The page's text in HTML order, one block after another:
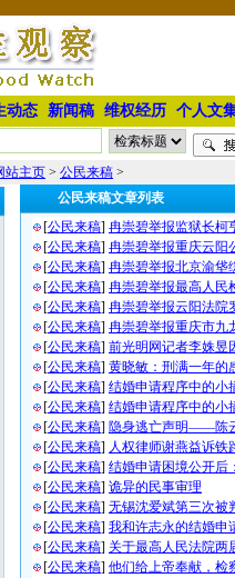
动态 新闻稿 维权经历 个人文
站主页 > 公民来稿 >
公民来稿文章列表
[公民来稿] 冉崇碧举报监狱长柯
[公民来稿] 冉崇碧举报重庆云阳
[公民来稿] 冉崇碧举报北京渝垡
[公民来稿] 冉崇碧举报最高人民
[公民来稿] 冉崇碧举报云阳法院
[公民来稿] 冉崇碧举报重庆市九
[公民来稿] 前光明网记者李姝昱
[公民来稿] 黄晓敏：刑满一年的
[公民来稿] 结婚申请程序中的小
[公民来稿] 结婚申请程序中的小
[公民来稿] 隐身逃亡声明——陈
[公民来稿] 人权律师谢燕益诉铁
[公民来稿] 结婚申请困境公开后
[公民来稿] 诡异的民事审理
[公民来稿] 无锡沈爱斌第三次被
[公民来稿] 我和许志永的结婚申
[公民来稿] 关于最高人民法院两
[公民来稿] 他们给上帝奉献，检